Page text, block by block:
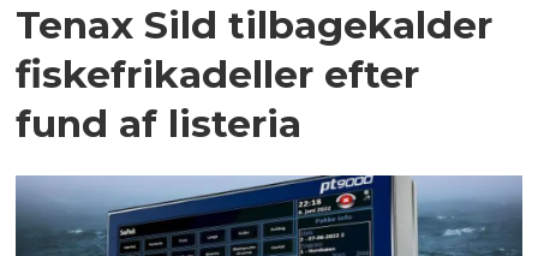
Tenax Sild tilbagekalder
fiskefrikadeller efter
fund af listeria